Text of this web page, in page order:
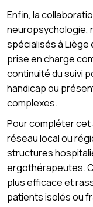
Enfin, la
neuropsychologie,
spécialisés à Liège
prise en charge
continuité du suivi
handicap ou
complexes.
Pour compléter cet
réseau local ou
structures
ergothérapeutes.
plus efficace et
patients isolés ou